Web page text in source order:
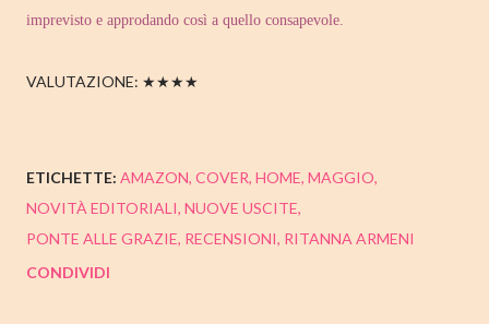
imprevisto e approdando così a quello consapevole.
VALUTAZIONE: ★★★★
ETICHETTE: AMAZON COVER HOME MAGGIO
NOVITÀ EDITORIALI NUOVE USCITE
PONTE ALLE GRAZIE RECENSIONI RITANNA ARMENI
CONDIVIDI